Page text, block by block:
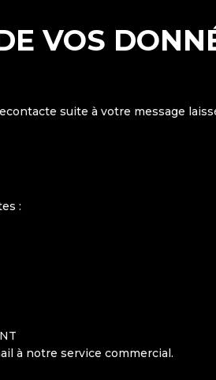
VOS
suite à votre message
:
à notre service commercial.